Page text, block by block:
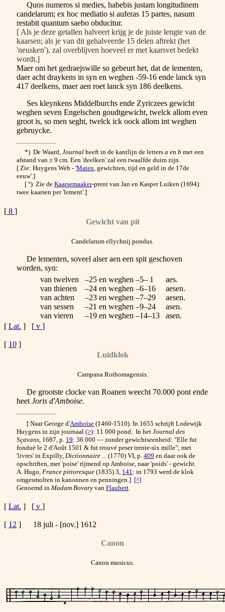
Quos numeros si medies, habebis justam longitudinem
candelarum; ex hoc mediatio si auferas 15 partes, nasum
restabit quantum saebo obducitur.
[ Als je deze getallen halveert krijg je de juiste lengte van de
kaarsen; als je van dit gehalveerde 15 delen aftrekt (het
'neusken'), zal overblijven hoeveel er met kaarsvet bedekt
wordt.]
Maer om het gedraejswille so gebeurt het, dat de lementen,
daer acht draykens in syn en weghen -59-16 ende lanck syn
417 deelkens, maer aen roet lanck syn 186 deelkens.
Ses kleynkens Middelburchs ende Zyriczees gewicht
weghen seven Engelschen goudtgewicht, twelck allom even
groot is, so men seght, twelck ick oock allom int weghen
gebruycke.
*) De Waard, Journal heeft in de kantlijn de letters a en b met een
afstand van ± 9 cm. Een 'deelken' zal een twaalfde duim zijn.
[ Zie: Huygens Web - 'Maten, gewichten, tijd en geld in de 17de
eeuw'.]
[ °) Zie de Kaarsemaaker-prent van Jan en Kasper Luiken (1694):
twee kaarsen per 'lement'.]
[ 8 ]
Gewicht van pit
Candelarum ellychnij pondus.
De lementen, soveel alser aen een spit geschoven
worden, syn:
van twelven
van thienen
van achten
van sessen
van vieren
–25 en weghen –5– 1
–24 en weghen –6–16
–23 en weghen –7–29
–21 en weghen –9–24
–19 en weghen –14–13
aes.
aesen.
aesen.
asen.
asen.
[ Lat. ] [ v ]
[ 10 ]
Luidklok
Campana Rothomagensis.
De grootste clocke van Roanen weecht 70.000 pont ende
heet Joris d'Amboise.
[ Naar George d'Amboise (1460-1510). In 1655 schrijft Lodewijk
Huygens in zijn journaal (>): 11 000 pond. In het Journal des
Sçavans , 1687, p. 19: 36 000 — zonder gewichtseenheid: "Elle fut
fonduë le 2 d'Août 1501 & fut trouvé peser trente-six mille"; met
'livres' in Expilly, Dictionnaire ... (1770) VI, p. 409 en daar ook de
opschriften, met 'poise' rijmend op Amboise, naar 'poids' - gewicht.
A. Hugo, France pittoresque (1835) 3, 141 : in 1793 werd de klok
omgesmolten in kanonnen en penningen.] [^]
Genoemd in Madam Bovary van Flaubert
[ Lat. ] [ v ]
[ 12 ] 18 juli - [nov.] 1612
Canon
Canon musicus.